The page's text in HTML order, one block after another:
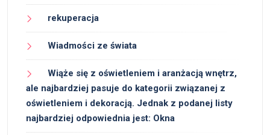
rekuperacja
Wiadmości ze świata
Wiąże się z oświetleniem i aranżacją wnętrz,
ale najbardziej pasuje do kategorii związanej z
oświetleniem i dekoracją. Jednak z podanej listy
najbardziej odpowiednia jest: Okna